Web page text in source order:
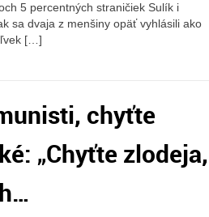
5 percentných straničiek Sulík i
sa dvaja z menšiny opäť vyhlásili ako
[…]
chyťte
„Chyťte zlodeja,